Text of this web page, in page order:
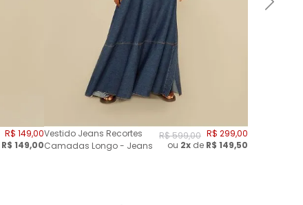
R$ 149,00
R$ 149,00
Vestido Jeans Recortes
Camadas Longo - Jeans
R$599,00 R$ 299,00
ou 2x de R$ 149,50